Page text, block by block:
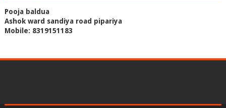
Pooja baldua
Ashok ward sandiya road pipariya
Mobile: 8319151183